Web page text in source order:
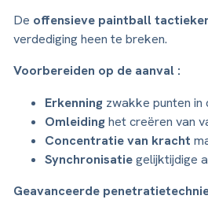
De offensieve paintball
verdediging heen te breken.
Voorbereiden op de aanval :
Erkenning zwakke punten in
Omleidinghet creëren van
Concentratie van kracht
Synchronisatiegelijktijdige
Geavanceerde